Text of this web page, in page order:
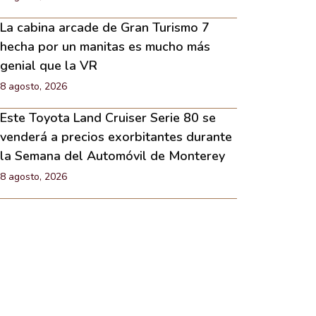
La cabina arcade de Gran Turismo 7
hecha por un manitas es mucho más
genial que la VR
8 agosto, 2026
Este Toyota Land Cruiser Serie 80 se
venderá a precios exorbitantes durante
la Semana del Automóvil de Monterey
8 agosto, 2026